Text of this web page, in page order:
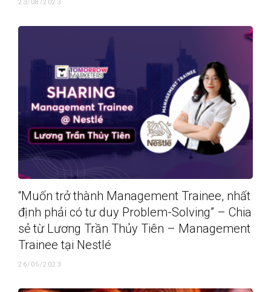
23/08/2023
“Muốn trở thành Management Trainee, nhất
định phải có tư duy Problem-Solving” – Chia
sẻ từ Lương Trần Thủy Tiên – Management
Trainee tại Nestlé
26/05/2023